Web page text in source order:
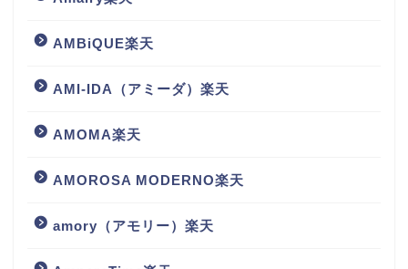
AMBiQUE楽天
AMI-IDA（アミーダ）楽天
AMOMA楽天
AMOROSA MODERNO楽天
amory（アモリー）楽天